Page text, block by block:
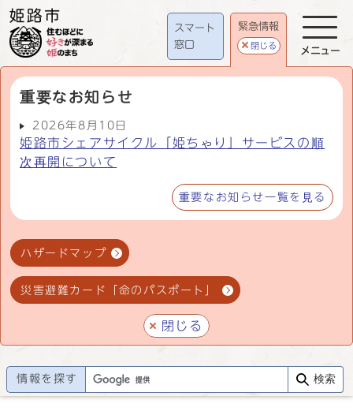
スマート
窓口
緊急情報
閉じる
重要なお知らせ
2026年8月10日
姫路市シェアサイクル「姫ちゃり」サービスの順
次再開について
重要なお知らせ一覧を見る
ハザードマップ
災害避難カード「命のパスポート」
閉じる
メニュー
情報を探す 検索